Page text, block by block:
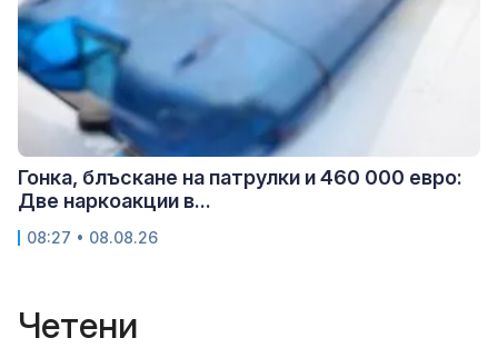
Гонка, блъскане на патрулки и 460 000 евро:
Две наркоакции в...
08:27 • 08.08.26
Четени